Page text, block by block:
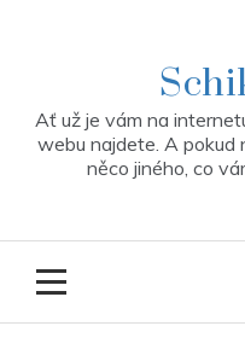
Ať už je vám na
webu najdete. A pokud
něco jiného, co